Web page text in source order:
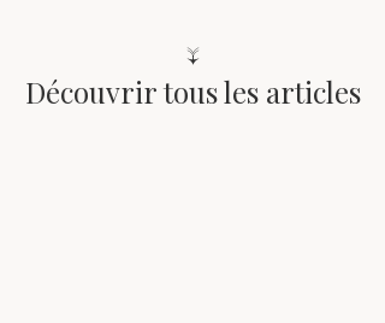
↓
Découvrir tous les articles